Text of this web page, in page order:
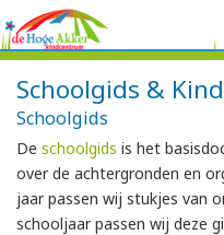
Home Zoeken
Schoolgids &
Schoolgids
De schoolgids is het
over de achtergronden en
jaar passen wij stukjes van
schooljaar passen wij deze